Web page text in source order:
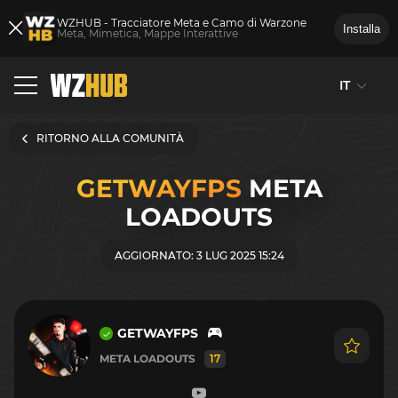
WZHUB - Tracciatore Meta e Camo di Warzone
Meta, Mimetica, Mappe Interattive
Installa
IT
RITORNO ALLA COMUNITÀ
GETWAYFPS META
LOADOUTS
AGGIORNATO: 3 LUG 2025 15:24
GETWAYFPS
META LOADOUTS 17